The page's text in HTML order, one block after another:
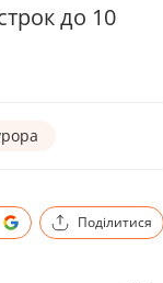
до 10
Поділитися